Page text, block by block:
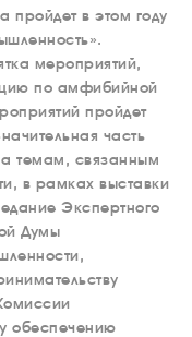
пройдет в этом году
мероприятий,
по амфибийной
пройдет
часть
темам, связанным
в рамках выставки
Экспертного
Думы
обеспечению